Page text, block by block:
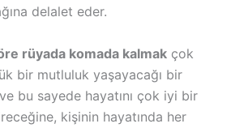
delalet eder.
rüyada komada kalmakçok
bir mutluluk yaşayacağı bir
bu sayede hayatını çok iyi bir
kişinin hayatında her